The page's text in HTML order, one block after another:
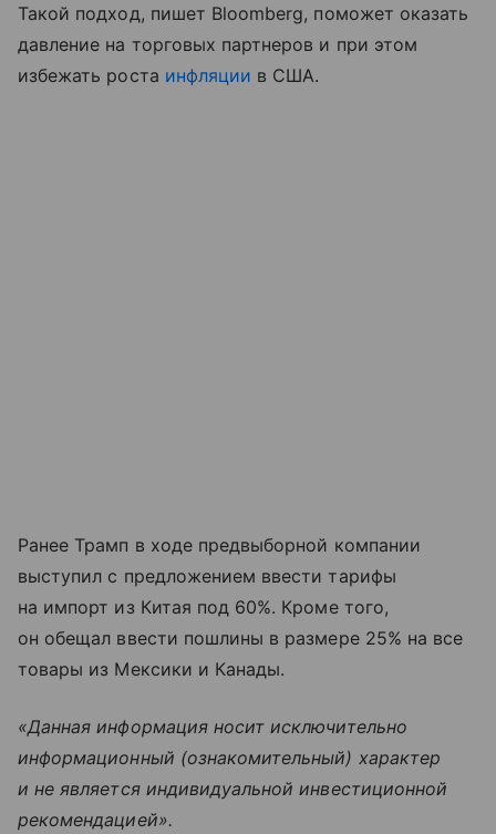
Такой подход, пишет Bloomberg, поможет оказать
давление на торговых партнеров и при этом
избежать роста инфляции в США.
Ранее Трамп в ходе предвыборной компании
выступил с предложением ввести тарифы
на импорт из Китая под 60%. Кроме того,
он обещал ввести пошлины в размере 25% на все
товары из Мексики и Канады.
«Данная информация носит исключительно
информационный (ознакомительный) характер
и не является индивидуальной инвестиционной
рекомендацией».